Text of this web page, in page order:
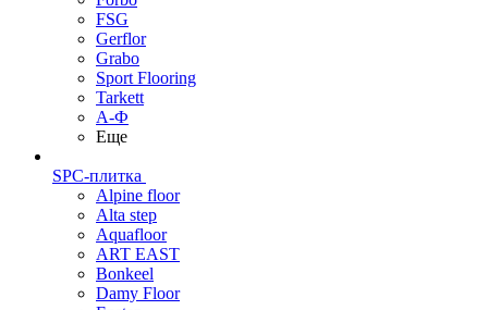
FSG
Gerflor
Grabo
Sport Flooring
Tarkett
А-Ф
Еще
SPC-плитка
Alpine floor
Alta step
Aquafloor
ART EAST
Bonkeel
Damy Floor